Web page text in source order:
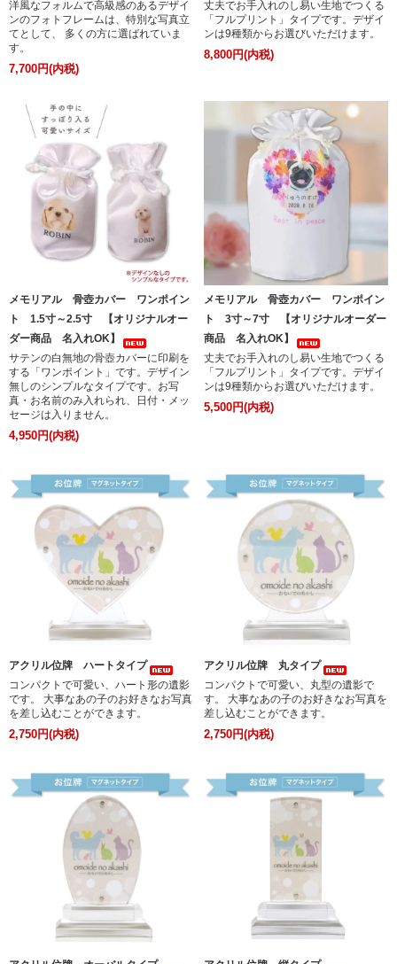
洋風なフォルムで高級感のあるデザイ
ンのフォトフレームは、特別な写真立
てとして、 多くの方に選ばれていま
す。
7,700円(内税)
丈夫でお手入れのし易い生地でつくる
「フルプリント」タイプです。デザイ
ンは9種類からお選びいただけます。
8,800円(内税)
メモリアル 骨壺カバー ワンポイン
ト 1.5寸～2.5寸 【オリジナルオー
ダー商品 名入れOK】
サテンの白無地の骨壺カバーに印刷を
する「ワンポイント」です。デザイン
無しのシンプルなタイプです。お写
真・お名前のみ入れられ、日付・メッ
セージは入りません。
4,950円(内税)
メモリアル 骨壺カバー ワンポイン
ト 3寸～7寸 【オリジナルオーダー
商品 名入れOK】
丈夫でお手入れのし易い生地でつくる
「フルプリント」タイプです。デザイ
ンは9種類からお選びいただけます。
5,500円(内税)
アクリル位牌 ハートタイプ
コンパクトで可愛い、ハート形の遺影
です。 大事なあの子のお好きなお写真
を差し込むことができます。
2,750円(内税)
アクリル位牌 丸タイプ
コンパクトで可愛い、丸型の遺影で
す。 大事なあの子のお好きなお写真を
差し込むことができます。
2,750円(内税)